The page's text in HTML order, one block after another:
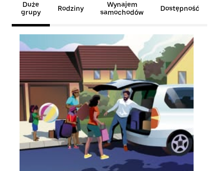
Duże
grupy
Rodziny
Wynajem
samochodów
Dostępność